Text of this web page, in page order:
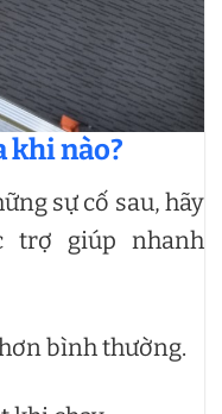
khi nào?
sự cố sau, hãy
trợ giúp nhanh
bình thường.